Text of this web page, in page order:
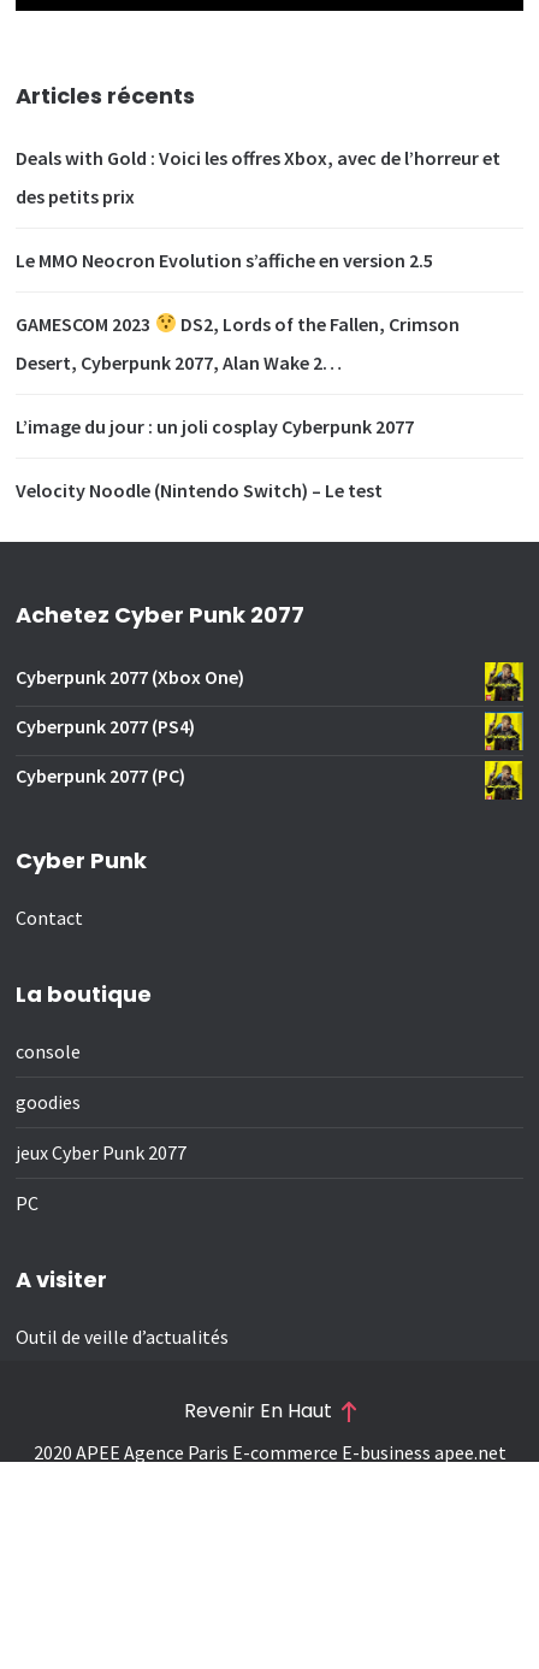
Articles récents
Deals with Gold : Voici les offres Xbox, avec de l’horreur et
des petits prix
Le MMO Neocron Evolution s’affiche en version 2.5
GAMESCOM 2023
DS2, Lords of the Fallen, Crimson
Desert, Cyberpunk 2077, Alan Wake 2…
L’image du jour : un joli cosplay Cyberpunk 2077
Velocity Noodle (Nintendo Switch) – Le test
Achetez Cyber Punk 2077
Cyberpunk 2077 (Xbox One)
Cyberpunk 2077 (PS4)
Cyberpunk 2077 (PC)
Cyber Punk
Contact
La boutique
console
goodies
jeux Cyber Punk 2077
PC
A visiter
Outil de veille d’actualités
2020 APEE Agence Paris E-commerce E-business apee.net
Revenir En Haut